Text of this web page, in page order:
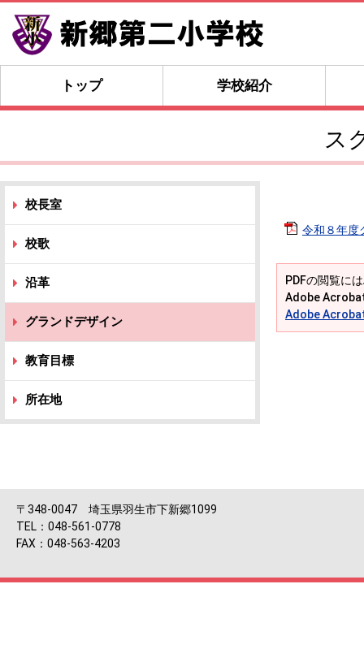
トップ 学校紹介
ス
令和８年度
PDFの閲覧に
Adobe
Adobe
校長室
校歌
沿革
グランドデザイン
教育目標
所在地
〒348-0047 埼玉県羽生市下新郷1099
TEL：048-561-0778
FAX：048-563-4203